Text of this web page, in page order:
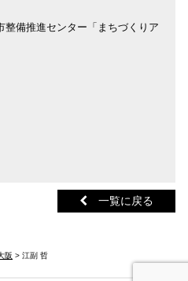
阪 > 江副 哲
整備推進センター「まちづくりア
一覧に戻る